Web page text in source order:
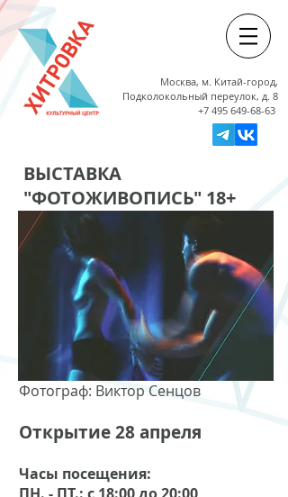
Москва, м. Китай-город,
Подколокольный переулок, д. 8
+7 495 649-68-63
ВЫСТАВКА
"ФОТОЖИВОПИСЬ" 18+
Фотограф: Виктор Сенцов
Открытие 28 апреля
Часы посещения: